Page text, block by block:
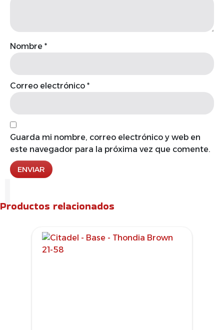
Nombre *
Correo electrónico *
Guarda mi nombre, correo electrónico y web en
este navegador para la próxima vez que comente.
Productos relacionados